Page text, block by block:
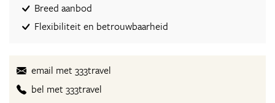
Breed aanbod
Flexibiliteit en betrouwbaarheid
email met 333travel
bel met 333travel